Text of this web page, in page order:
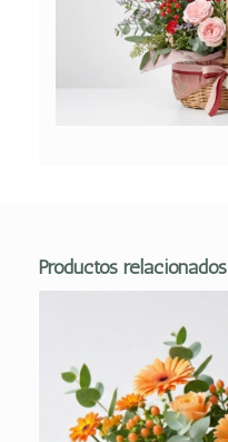
Productos relacionados